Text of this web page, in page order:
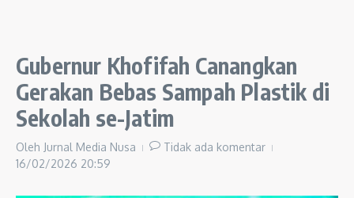
Gubernur Khofifah Canangkan
Gerakan Bebas Sampah Plastik di
Sekolah se-Jatim
Oleh Jurnal Media Nusa
Tidak ada komentar
16/02/2026 20:59